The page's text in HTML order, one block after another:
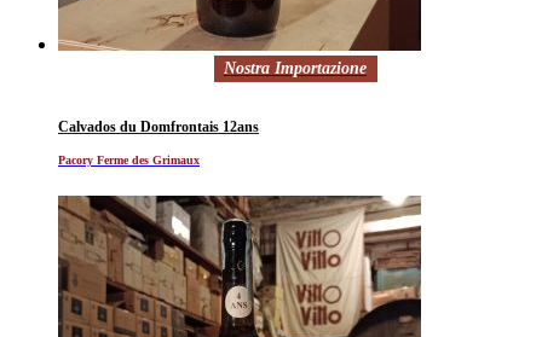
Nostra Importazione
Calvados du Domfrontais 12ans
Pacory Ferme des Grimaux